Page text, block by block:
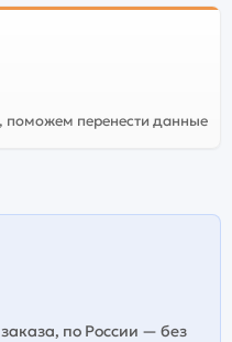
поможем перенести данные
по России — без